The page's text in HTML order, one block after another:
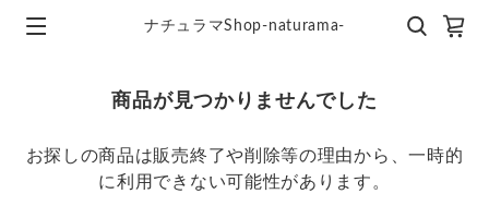
ナチュラマShop-naturama-
商品が見つかりませんでした
お探しの商品は販売終了や削除等の理由から、一時的
に利用できない可能性があります。